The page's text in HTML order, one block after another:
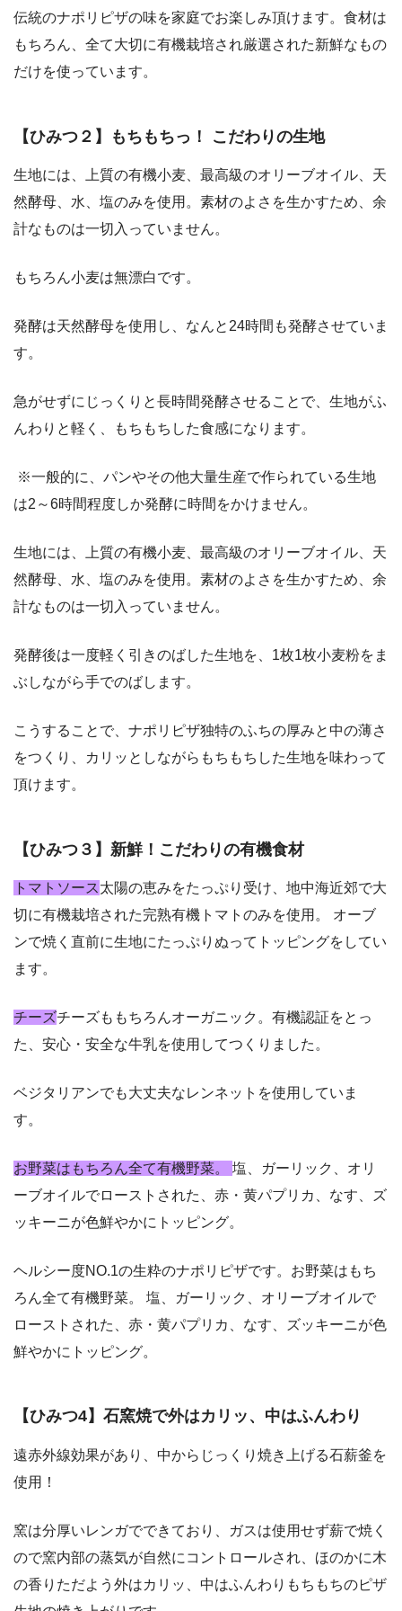
伝統のナポリピザの味を家庭でお楽しみ頂けます。食材は
もちろん、全て大切に有機栽培され厳選された新鮮なもの
だけを使っています。
【ひみつ２】もちもちっ！ こだわりの生地
生地には、上質の有機小麦、最高級のオリーブオイル、天
然酵母、水、塩のみを使用。素材のよさを生かすため、余
計なものは一切入っていません。
もちろん小麦は無漂白です。
発酵は天然酵母を使用し、なんと24時間も発酵させていま
す。
急がせずにじっくりと長時間発酵させることで、生地がふ
んわりと軽く、もちもちした食感になります。
※一般的に、パンやその他大量生産で作られている生地
は2～6時間程度しか発酵に時間をかけません。
生地には、上質の有機小麦、最高級のオリーブオイル、天
然酵母、水、塩のみを使用。素材のよさを生かすため、余
計なものは一切入っていません。
発酵後は一度軽く引きのばした生地を、1枚1枚小麦粉をま
ぶしながら手でのばします。
こうすることで、ナポリピザ独特のふちの厚みと中の薄さ
をつくり、カリッとしながらもちもちした生地を味わって
頂けます。
【ひみつ３】新鮮！こだわりの有機食材
トマトソース太陽の恵みをたっぷり受け、地中海近郊で大
切に有機栽培された完熟有機トマトのみを使用。 オーブ
ンで焼く直前に生地にたっぷりぬってトッピングをしてい
ます。
チーズチーズももちろんオーガニック。有機認証をとっ
た、安心・安全な牛乳を使用してつくりました。
ベジタリアンでも大丈夫なレンネットを使用していま
す。
お野菜はもちろん全て有機野菜。 塩、ガーリック、オリ
ーブオイルでローストされた、赤・黄パプリカ、なす、ズ
ッキーニが色鮮やかにトッピング。
ヘルシー度NO.1の生粋のナポリピザです。お野菜はもち
ろん全て有機野菜。 塩、ガーリック、オリーブオイルで
ローストされた、赤・黄パプリカ、なす、ズッキーニが色
鮮やかにトッピング。
【ひみつ4】石窯焼で外はカリッ、中はふんわり
遠赤外線効果があり、中からじっくり焼き上げる石薪釜を
使用！
窯は分厚いレンガでできており、ガスは使用せず薪で焼く
ので窯内部の蒸気が自然にコントロールされ、ほのかに木
の香りただよう外はカリッ、中はふんわりもちもちのピザ